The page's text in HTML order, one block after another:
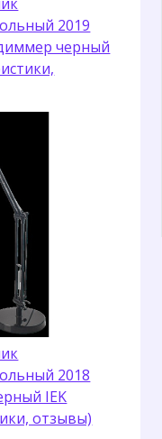
2019
черный
2018
IEK
отзывы)